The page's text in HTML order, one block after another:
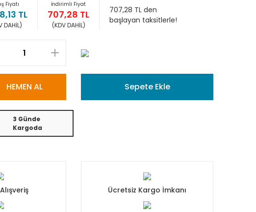
Fiyatı
TL
DAHİL)
İndirimli Fiyat
707,28 TL
(KDV DAHİL)
707,28 TL den
başlayan taksitlerle!
HEMEN AL Sepete Ekle
3 Günde
Kargoda
Ücretsiz Kargo İmkanı